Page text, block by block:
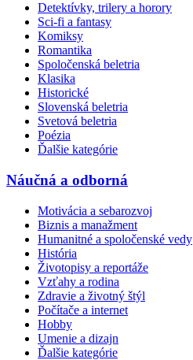
Detektívky, trilery a horory
Sci-fi a fantasy
Komiksy
Romantika
Spoločenská beletria
Klasika
Historické
Slovenská beletria
Svetová beletria
Poézia
Ďalšie kategórie
Náučná a odborná
Motivácia a sebarozvoj
Biznis a manažment
Humanitné a spoločenské vedy
História
Životopisy a reportáže
Vzťahy a rodina
Zdravie a životný štýl
Počítače a internet
Hobby
Umenie a dizajn
Ďalšie kategórie